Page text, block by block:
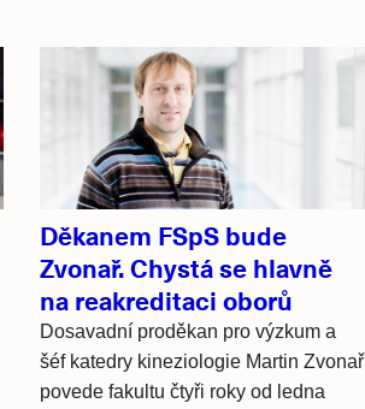
Děkanem FSpS bude
Zvonař. Chystá se hlavně
na reakreditaci oborů
Dosavadní proděkan pro výzkum a
šéf katedry kineziologie Martin Zvonař
povede fakultu čtyři roky od ledna